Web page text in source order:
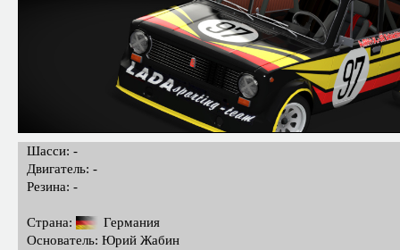
Шасси: -
Двигатель: -
Резина: -
Страна:
Германия
Основатель: Юрий Жабин